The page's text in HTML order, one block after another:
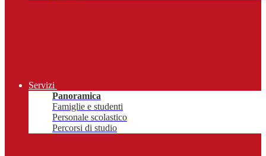
Servizi
Panoramica
Famiglie e studenti
Personale scolastico
Percorsi di studio